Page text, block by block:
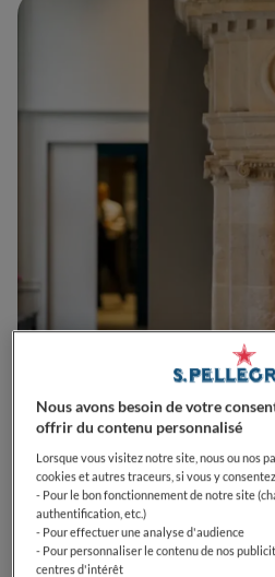
0 0 0
46 Rue des Couteliers31000Toulouse
CLOSED OpensMardi,12:00-
VOIR HORAIRES D'OUVERTURE
Nous avons besoin de votre
offrir du contenu personnalisé
Lorsque vous visitez notre site, nous ou nos
cookies et autres traceurs, si vous y
- Pour le bon fonctionnement de notre site
authentification, etc.)
- Pour effectuer une analyse d'audience
- Pour personnaliser le contenu de nos
centres d'intérêt